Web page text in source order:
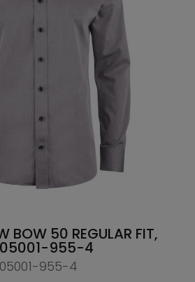
BOW 50 REGULAR FIT,
955-4
955-4